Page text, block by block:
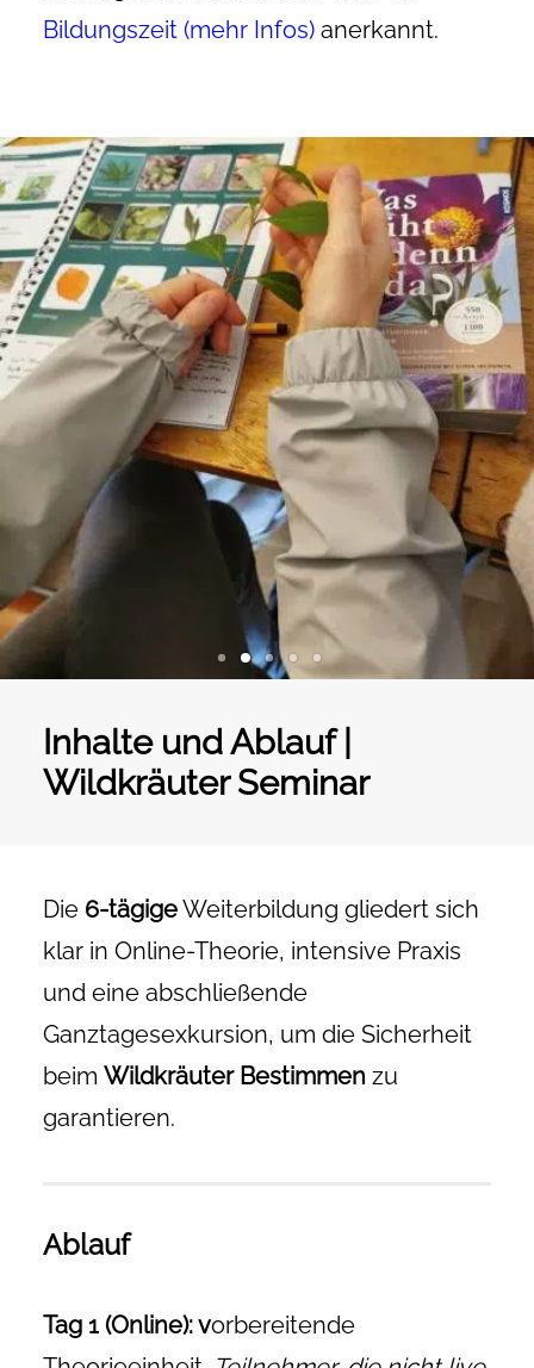
Bildungszeit (mehr Infos) anerkannt.
Inhalte und Ablauf |
Wildkräuter Seminar
Die 6-tägigeWeiterbildung gliedert sich
klar in Online-Theorie, intensive Praxis
und eine abschließende
Ganztagesexkursion, um die Sicherheit
beim Wildkräuter Bestimmen zu
garantieren.
Ablauf
Tag 1 (Online): vorbereitende